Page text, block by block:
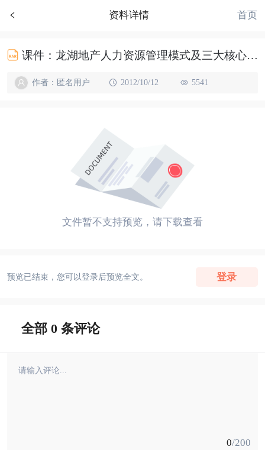
资料详情 首页
课件：龙湖地产人力资源管理模式及三大核心关键环节104p
作者：匿名用户 2012/10/12 5541
文件暂不支持预览，请下载查看
预览已结束，您可以登录后预览全文。 登录
全部 0 条评论
0/200